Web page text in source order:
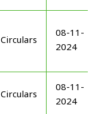
Circulars
08-11-
2024
Circulars
08-11-
2024